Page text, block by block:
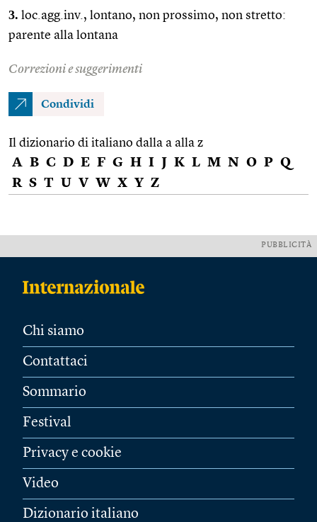
3. loc.agg. inv., lontano, non prossimo, non stretto:
parente alla lontana
Correzioni e suggerimenti
Condividi
Il dizionario di italiano dalla a alla z
A B C D E F G H I J K L M N O P Q
R S T U V W X Y Z
PUBBLICITÀ
Chi siamo
Contattaci
Sommario
Festival
Privacy e cookie
Video
Dizionario italiano